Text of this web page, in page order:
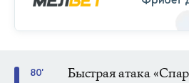
80'
Быстрая атака